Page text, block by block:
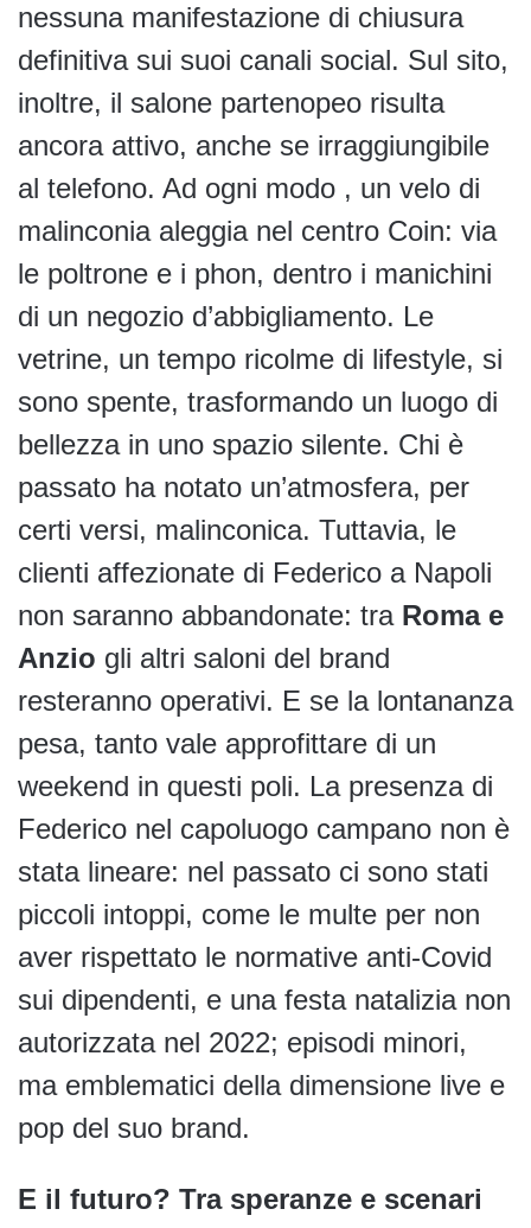
nessuna manifestazione di chiusura
definitiva sui suoi canali social. Sul sito,
inoltre, il salone partenopeo risulta
ancora attivo, anche se irraggiungibile
al telefono. Ad ogni modo , un velo di
malinconia aleggia nel centro Coin: via
le poltrone e i phon, dentro i manichini
di un negozio d’abbigliamento. Le
vetrine, un tempo ricolme di lifestyle, si
sono spente, trasformando un luogo di
bellezza in uno spazio silente. Chi è
passato ha notato un’atmosfera, per
certi versi, malinconica. Tuttavia, le
clienti affezionate di Federico a Napoli
non saranno abbandonate: tra Roma e
Anzio gli altri saloni del brand
resteranno operativi. E se la lontananza
pesa, tanto vale approfittare di un
weekend in questi poli. La presenza di
Federico nel capoluogo campano non è
stata lineare: nel passato ci sono stati
piccoli intoppi, come le multe per non
aver rispettato le normative anti-Covid
sui dipendenti, e una festa natalizia non
autorizzata nel 2022; episodi minori,
ma emblematici della dimensione live e
pop del suo brand.
E il futuro? Tra speranze e scenari